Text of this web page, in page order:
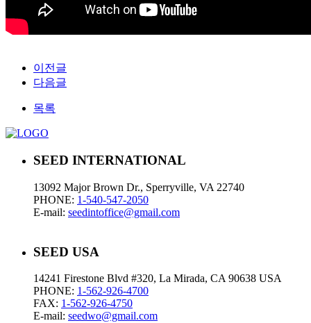
이전글
다음글
목록
SEED INTERNATIONAL
13092 Major Brown Dr., Sperryville, VA 22740
PHONE: 1-540-547-2050
E-mail: seedintoffice@gmail.com
SEED USA
14241 Firestone Blvd #320, La Mirada, CA 90638 USA
PHONE: 1-562-926-4700
FAX: 1-562-926-4750
E-mail: seedwo@gmail.com